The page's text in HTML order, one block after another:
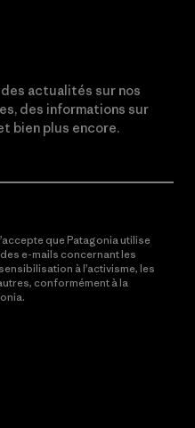
actualités sur nos
des informations sur
bien plus encore.
que Patagonia utilise
e-mails concernant les
à l’activisme, les
conformément à la